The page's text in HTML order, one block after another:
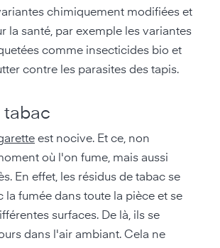
chimiquement modifiées et
la santé, par exemple les variantes
comme insecticides bio et
contre les parasites des tapis.
tabac
est nocive. Et ce, non
où l'on fume, mais aussi
En effet, les résidus de tabac se
la fumée dans toute la pièce et se
surfaces. De là, ils se
dans l'air ambiant. Cela ne